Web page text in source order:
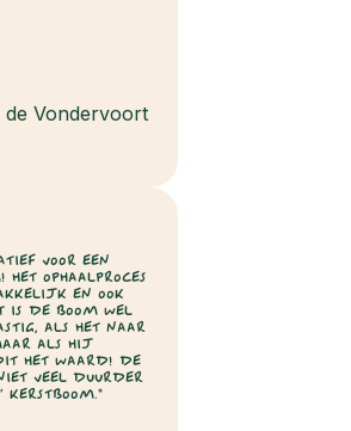
de Vondervoort
VOOR EEN
HET OPHAALPROCES
EN OOK
IS DE BOOM WEL
ALS HET NAAR
ALS HIJ
HET WAARD! DE
VEEL DUURDER